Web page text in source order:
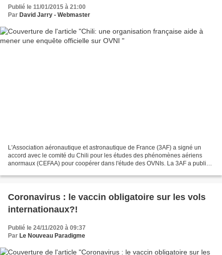
Publié le 11/01/2015 à 21:00
Par David Jarry - Webmaster
L'Association aéronautique et astronautique de France (3AF) a signé un
accord avec le comité du Chili pour les études des phénomènes aériens
anormaux (CEFAA) pour coopérer dans l'étude des OVNIs. La 3AF a publié
Coronavirus : le vaccin obligatoire sur les vols
internationaux?!
Publié le 24/11/2020 à 09:37
Par Le Nouveau Paradigme